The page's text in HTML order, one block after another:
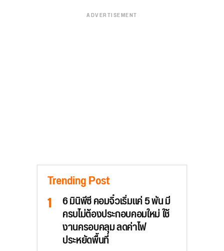
ADVERTISEMENT
Trending Post
6 มินิพีซี คอมจิ๋วเริ่มแค่ 5 พัน มี
ครบไม่ต้องประกอบคอมใหม่ ใช้
งานครอบคลุม ลดค่าไฟ
ประหยัดพื้นที่